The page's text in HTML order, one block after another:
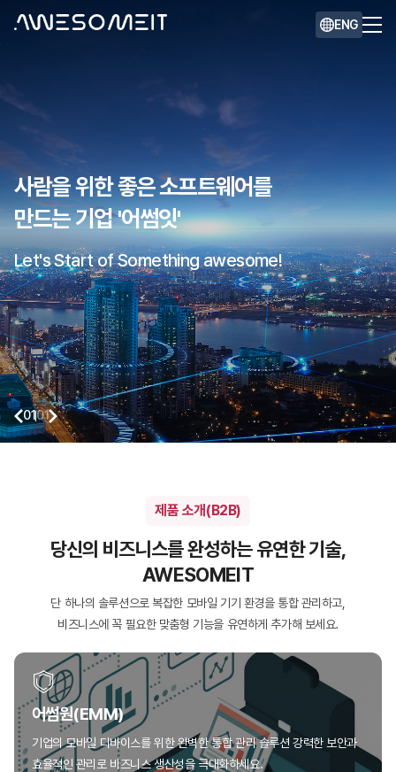
ENG
사람을 위한 좋은 소프트웨어를
만드는 기업 '어썸잇'
Let's Start of Something awesome!
0101
제품 소개(B2B)
당신의 비즈니스를 완성하는 유연한 기술,
AWESOMEIT
단 하나의 솔루션으로 복잡한 모바일 기기 환경을 통합 관리하고,
비즈니스에 꼭 필요한 맞춤형 기능을 유연하게 추가해 보세요.
어썸원(EMM)
기업의 모바일 디바이스를 위한 완벽한 통합 관리 솔루션 강력한 보안과
효율적인 관리로 비즈니스 생산성을 극대화하세요.